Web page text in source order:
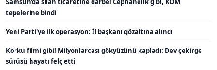
Samsun'da silah ticaretine darbe! Cephanelik gibi, KOM
tepelerine bindi
Yeni Parti'ye ilk operasyon: İl başkanı gözaltına alındı
Korku filmi gibi! Milyonlarcası gökyüzünü kapladı: Dev çekirge
sürüsü hayatı felç etti